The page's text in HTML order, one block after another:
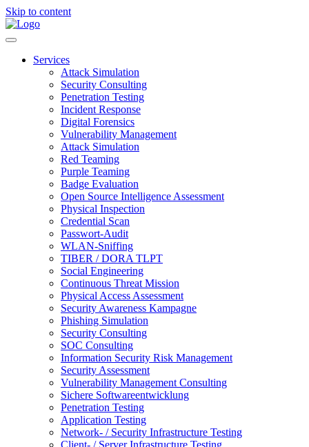
Skip to content
Services
Attack Simulation
Security Consulting
Penetration Testing
Incident Response
Digital Forensics
Vulnerability Management
Attack Simulation
Red Teaming
Purple Teaming
Badge Evaluation
Open Source Intelligence Assessment
Physical Inspection
Credential Scan
Passwort-Audit
WLAN-Sniffing
TIBER / DORA TLPT
Social Engineering
Continuous Threat Mission
Physical Access Assessment
Security Awareness Kampagne
Phishing Simulation
Security Consulting
SOC Consulting
Information Security Risk Management
Security Assessment
Vulnerability Management Consulting
Sichere Softwareentwicklung
Penetration Testing
Application Testing
Network- / Security Infrastructure Testing
Client- / Server Infrastructure Testing